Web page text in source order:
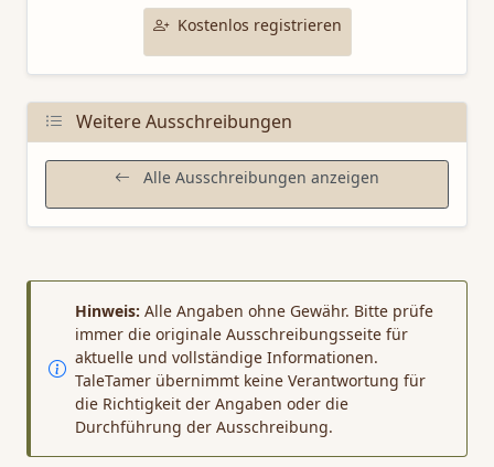
Kostenlos registrieren
Weitere Ausschreibungen
Alle Ausschreibungen anzeigen
Hinweis: Alle Angaben ohne Gewähr. Bitte prüfe
immer die originale Ausschreibungsseite für
aktuelle und vollständige Informationen.
TaleTamer übernimmt keine Verantwortung für
die Richtigkeit der Angaben oder die
Durchführung der Ausschreibung.